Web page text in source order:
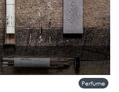
วโต โดยเวิร์กช็อปครอบครัวรุ่นที่ 12
นด้วยมือโดยช่างฝีมือผู้ทุ่มเทต่อ
Perfume